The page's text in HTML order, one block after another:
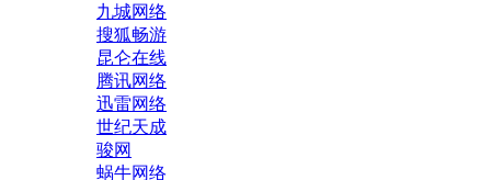
九城网络
搜狐畅游
昆仑在线
腾讯网络
迅雷网络
世纪天成
骏网
蜗牛网络